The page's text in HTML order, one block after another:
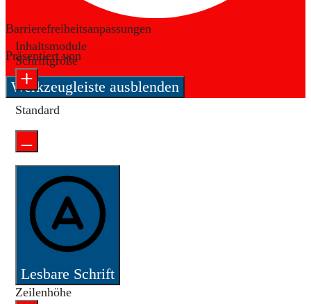
Barrierefreiheitsanpassungen
Präsentiert von
Werkzeugleiste ausblenden
Inhaltsmodule
Schriftgröße
Standard
Lesbare Schrift
Zeilenhöhe